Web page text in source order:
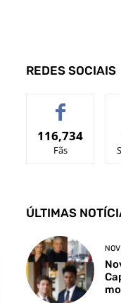
REDES SOCIAIS
116,734
Fãs
ÚLTIMAS